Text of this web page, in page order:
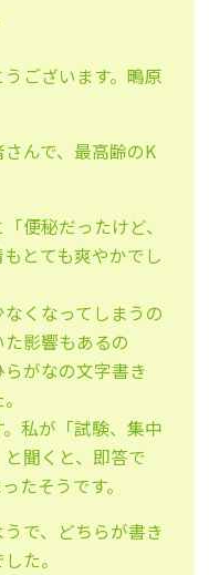
ございます。鴫原
んで、最高齢のK
便秘だったけど、
とても爽やかでし
くなってしまうの
影響もあるの
がなの文字書き
私が「試験、集中
聞くと、即答で
たそうです。
で、どちらが書き
た。